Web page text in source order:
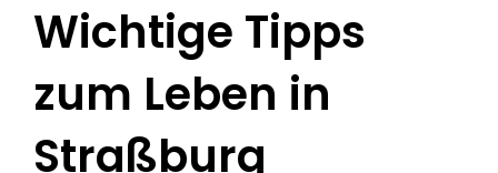
Wichtige Tipps
zum Leben in
Straßburg